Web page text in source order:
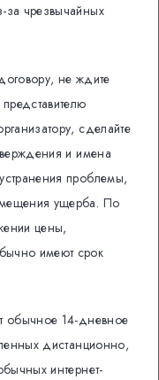
чрезвычайных
не ждите
сделайте
и имена
проблемы,
ущерба. По
цены,
имеют срок
обычное 14-дневное
дистанционно,
интернет-